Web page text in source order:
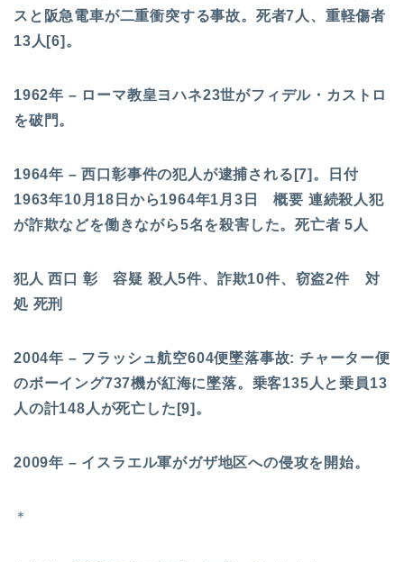
スと阪急電車が二重衝突する事故。死者7人、重軽傷者
13人[6]。
1962年 – ローマ教皇ヨハネ23世がフィデル・カストロ
を破門。
1964年 – 西口彰事件の犯人が逮捕される[7]。日付
1963年10月18日から1964年1月3日 概要 連続殺人犯
が詐欺などを働きながら5名を殺害した。死亡者 5人
犯人 西口 彰 容疑 殺人5件、詐欺10件、窃盗2件 対
処 死刑
2004年 – フラッシュ航空604便墜落事故: チャーター便
のボーイング737機が紅海に墜落。乗客135人と乗員13
人の計148人が死亡した[9]。
2009年 – イスラエル軍がガザ地区への侵攻を開始。
＊